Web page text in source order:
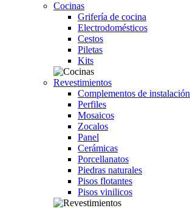
Cocinas
Grifería de cocina
Electrodomésticos
Cestos
Piletas
Kits
Revestimientos
Complementos de instalación
Perfiles
Mosaicos
Zocalos
Panel
Cerámicas
Porcellanatos
Piedras naturales
Pisos flotantes
Pisos vinilicos